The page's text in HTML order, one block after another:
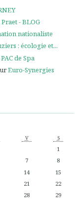
- BLOG
nationaliste
: écologie et...
PAC de Spa
Euro-Synergies
V S
1
7
8
14
15
21
22
28
29